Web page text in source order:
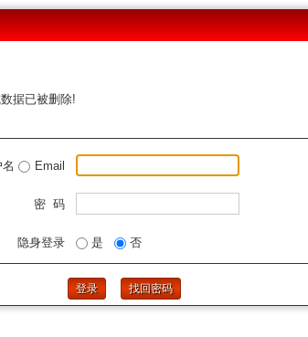
据已被删除!
Email
密 码
隐身登录 是 否